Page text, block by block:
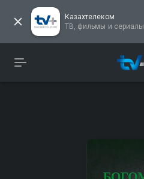
Казахтелеком
ТВ, фильмы и сериалы